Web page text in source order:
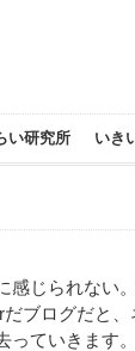
い研究所 いき
じられない
ブログだと
ていきます。